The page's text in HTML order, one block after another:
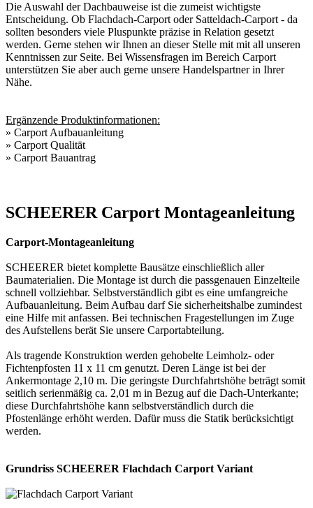
Die Auswahl der Dachbauweise ist die zumeist wichtigste
Entscheidung. Ob Flachdach-Carport oder Satteldach-Carport - da
sollten besonders viele Pluspunkte präzise in Relation gesetzt
werden. Gerne stehen wir Ihnen an dieser Stelle mit mit all unseren
Kenntnissen zur Seite. Bei Wissensfragen im Bereich Carport
unterstützen Sie aber auch gerne unsere Handelspartner in Ihrer
Nähe.
Ergänzende Produktinformationen:
» Carport Aufbauanleitung
» Carport Qualität
» Carport Bauantrag
SCHEERER Carport Montageanleitung
Carport-Montageanleitung
SCHEERER bietet komplette Bausätze einschließlich aller
Baumaterialien. Die Montage ist durch die passgenauen Einzelteile
schnell vollziehbar. Selbstverständlich gibt es eine umfangreiche
Aufbauanleitung. Beim Aufbau darf Sie sicherheitshalbe zumindest
eine Hilfe mit anfassen. Bei technischen Fragestellungen im Zuge
des Aufstellens berät Sie unsere Carportabteilung.
Als tragende Konstruktion werden gehobelte Leimholz- oder
Fichtenpfosten 11 x 11 cm genutzt. Deren Länge ist bei der
Ankermontage 2,10 m. Die geringste Durchfahrtshöhe beträgt somit
seitlich serienmäßig ca. 2,01 m in Bezug auf die Dach-Unterkante;
diese Durchfahrtshöhe kann selbstverständlich durch die
Pfostenlänge erhöht werden. Dafür muss die Statik berücksichtigt
werden.
Grundriss SCHEERER Flachdach Carport Variant